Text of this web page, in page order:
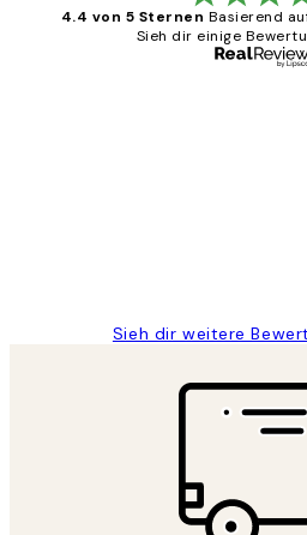
4.4 von 5 Sternen Basierend
Sieh dir einige
Sieh dir weitere